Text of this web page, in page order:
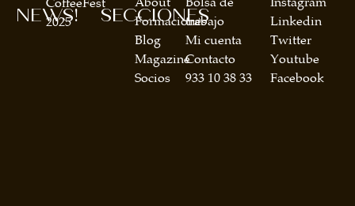
SECCIONES
About
Formaciones
Blog
Magazine
Socios
Bolsa de
trabajo
Mi cuenta
Contacto
933 10 38 33
NEWS!
CoffeeFest
2025
Instagram
Linkedin
Twitter
Youtube
Facebook